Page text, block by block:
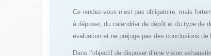
Ce rendez-vous n’est pas obligatoire, mais
à déposer, du calendrier de dépôt et du type de
évaluation et ne préjuge pas des conclusions de
Dans l’objectif de disposer d’une vision